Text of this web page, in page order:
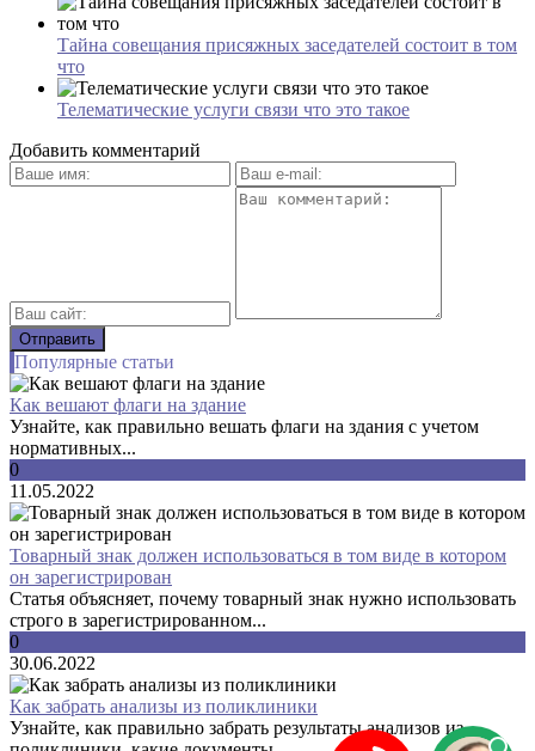
Тайна совещания присяжных заседателей состоит в том
что
Телематические услуги связи что это такое
Добавить комментарий
Популярные статьи
Как вешают флаги на здание
Узнайте, как правильно вешать флаги на здания с учетом
нормативных...
0
11.05.2022
Товарный знак должен использоваться в том виде в котором
он зарегистрирован
Статья объясняет, почему товарный знак нужно использовать
строго в зарегистрированном...
0
30.06.2022
Как забрать анализы из поликлиники
Узнайте, как правильно забрать результаты анализов из